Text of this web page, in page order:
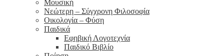
Μουσική
Νεώτερη – Σύγχρονη Φιλοσοφία
Οικολογία – Φύση
Παιδικά
Εφηβική Λογοτεχνία
Παιδικό Βιβλίο